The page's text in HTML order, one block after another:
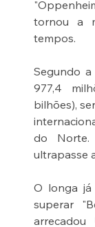
tornou a
tempos.
Segundo
977,4
bilhões),
do
ultrapasse
O longa
superar
arrecadou